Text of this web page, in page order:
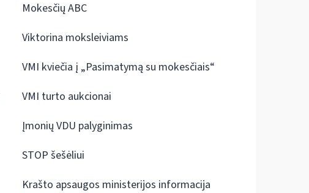
Mokesčių ABC
Viktorina moksleiviams
VMI kviečia į „Pasimatymą su mokesčiais“
VMI turto aukcionai
Įmonių VDU palyginimas
STOP šešėliui
Krašto apsaugos ministerijos informacija